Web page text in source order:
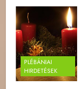
PLÉBÁNIAI
HIRDETÉSEK